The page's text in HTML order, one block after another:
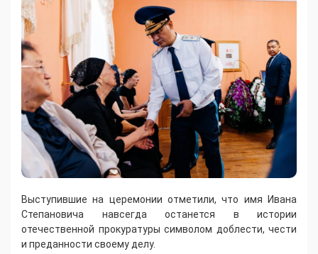
Выступившие на церемонии отметили, что имя Ивана
Степановича навсегда останется в истории
отечественной прокуратуры символом доблести, чести
и преданности своему делу.